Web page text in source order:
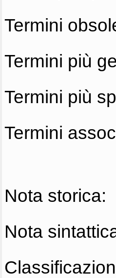
Termini
Termini più
Termini più
Termini
Nota storica:
Nota